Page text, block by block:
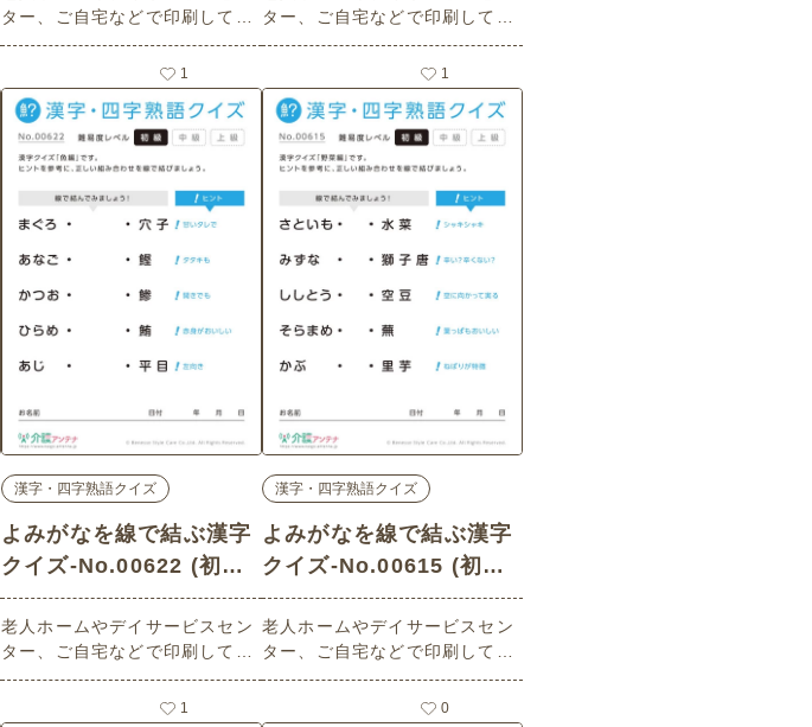
ター、ご自宅などで印刷してお
使いいただける無料の高齢者向
け介護レク素材 よみがなを線で
結ぶ漢字クイズ（漢字・四字熟
語クイズ・初級）（動物編）で
す。
1
ター、ご自宅などで印刷してお
使いいただける無料の高齢者向
け介護レク素材 よみがなを線で
結ぶ漢字クイズ（漢字・四字熟
語クイズ・初級）（動物編）で
す。
1
漢字・四字熟語クイズ
よみがなを線で結ぶ漢字
クイズ-No.00622 (初級/
漢字・四字熟語クイズの
介護レク素材)
老人ホームやデイサービスセン
ター、ご自宅などで印刷してお
使いいただける無料の高齢者向
け介護レク素材 よみがなを線で
1
漢字・四字熟語クイズ
よみがなを線で結ぶ漢字
クイズ-No.00615 (初級/
漢字・四字熟語クイズの
介護レク素材)
老人ホームやデイサービスセン
ター、ご自宅などで印刷してお
使いいただける無料の高齢者向
け介護レク素材 よみがなを線で
0